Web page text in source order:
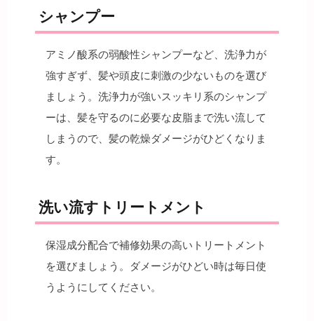
シャンプー
アミノ酸系の弱酸性シャンプーなど、洗浄力が
強すぎず、髪や頭皮に刺激の少ないものを選び
ましょう。洗浄力が強いスッキリ系のシャンプ
ーは、髪を守るのに必要な皮脂まで洗い流して
しまうので、髪の乾燥ダメージがひどくなりま
す。
洗い流すトリートメント
保湿成分配合で補修効果の高いトリートメント
を選びましょう。ダメージがひどい時は毎日使
うようにしてください。